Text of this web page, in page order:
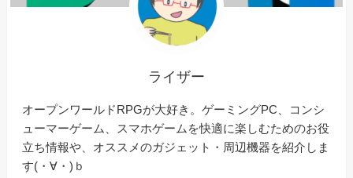
ライザー
オープンワールドRPGが大好き。ゲーミングPC、コンシ
ューマーゲーム、スマホゲームを快適に楽しむためのお役
立ち情報や、オススメのガジェット・周辺機器を紹介しま
す(・∀・)ｂ